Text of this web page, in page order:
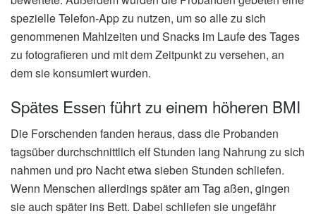
spezielle Telefon-App zu nutzen, um so alle zu sich
genommenen Mahlzeiten und Snacks im Laufe des Tages
zu fotografieren und mit dem Zeitpunkt zu versehen, an
dem sie konsumiert wurden.
Spätes Essen führt zu einem höheren BMI
Die Forschenden fanden heraus, dass die Probanden
tagsüber durchschnittlich elf Stunden lang Nahrung zu sich
nahmen und pro Nacht etwa sieben Stunden schliefen.
Wenn Menschen allerdings später am Tag aßen, gingen
sie auch später ins Bett. Dabei schliefen sie ungefähr